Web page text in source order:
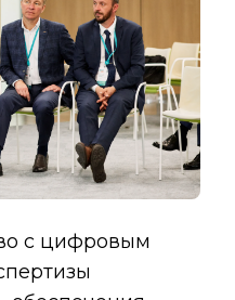
с цифровым